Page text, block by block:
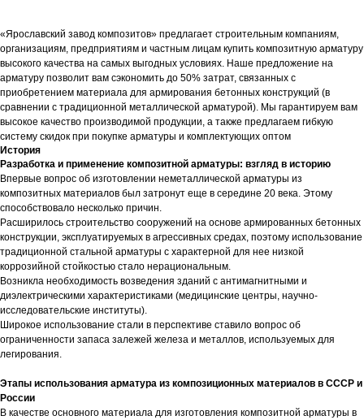
«Ярославский завод композитов» предлагает строительным компаниям,
организациям, предприятиям и частным лицам купить композитную арматуру
высокого качества на самых выгодных условиях. Наше предложение на
арматуру позволит вам сэкономить до 50% затрат, связанных с
приобретением материала для армирования бетонных конструкций (в
сравнении с традиционной металлической арматурой). Мы гарантируем вам
высокое качество производимой продукции, а также предлагаем гибкую
систему скидок при покупке арматуры и комплектующих оптом
История
Разработка и применение композитной арматуры: взгляд в историю
Впервые вопрос об изготовлении неметаллической арматуры из
композитных материалов был затронут еще в середине 20 века. Этому
способствовало несколько причин.
Расширилось строительство сооружений на основе армированных бетонных
конструкции, эксплуатируемых в агрессивных средах, поэтому использование
традиционной стальной арматуры с характерной для нее низкой
коррозийной стойкостью стало нерациональным.
Возникла необходимость возведения зданий с антимагнитными и
диэлектрическими характеристиками (медицинские центры, научно-
исследовательские институты).
Широкое использование стали в перспективе ставило вопрос об
ограниченности запаса залежей железа и металлов, используемых для
легирования.
Этапы использования арматура из композиционных материалов в СССР и
России
В качестве основного материала для изготовления композитной арматуры в